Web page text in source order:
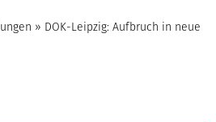
» DOK-Leipzig: Aufbruch in neue